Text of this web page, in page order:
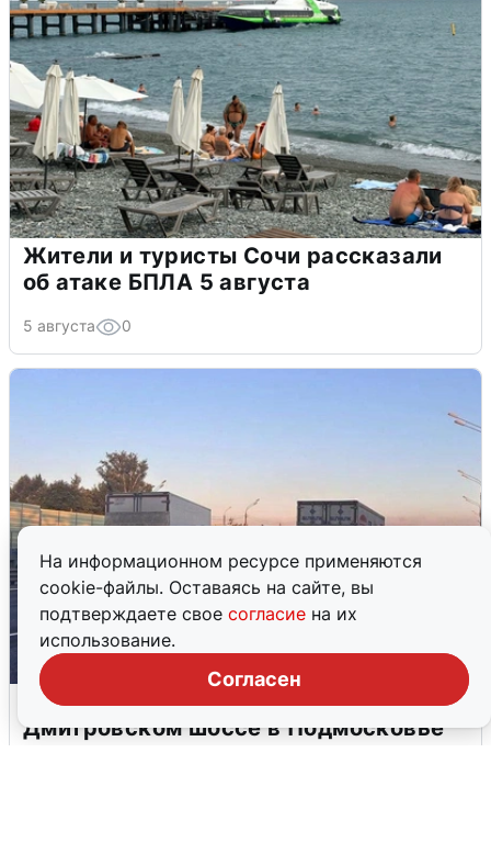
На информационном ресурсе применяются
cookie-файлы. Оставаясь на сайте, вы
подтверждаете свое согласие на их
использование.
Согласен
Жители и туристы Сочи рассказали
об атаке БПЛА 5 августа
5 августа 0
Пять машин столкнулись на
Дмитровском шоссе в Подмосковье